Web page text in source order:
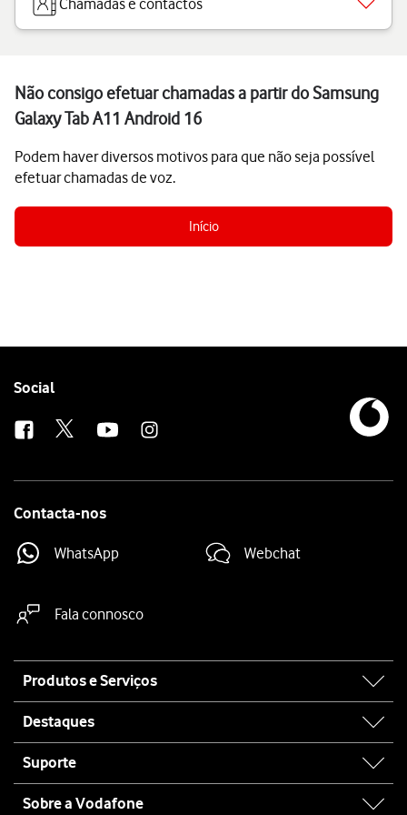
Chamadas e contactos
Não consigo efetuar chamadas a partir do Samsung
Galaxy Tab A11 Android 16
Podem haver diversos motivos para que não seja possível
efetuar chamadas de voz.
Início
Follow
Social
Contacta-nos
WhatsApp Webchat
Fala connosco
map
Produtos e Serviços
Destaques
Suporte
Sobre a Vodafone